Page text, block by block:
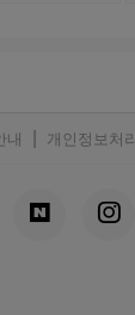
내 개인정보처